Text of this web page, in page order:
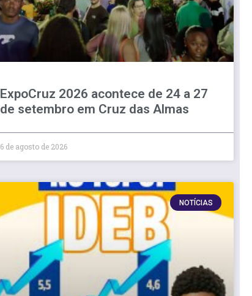
ExpoCruz 2026 acontece de 24 a 27
de setembro em Cruz das Almas
6 de agosto de 2026
NOTÍCIAS